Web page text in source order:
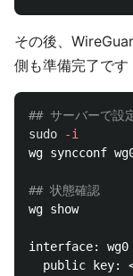
その後、
側も準備完了です
## サーバーで設
sudo
-i
wg syncconf
## 状態確認
wg show
interface: wg0
public key: